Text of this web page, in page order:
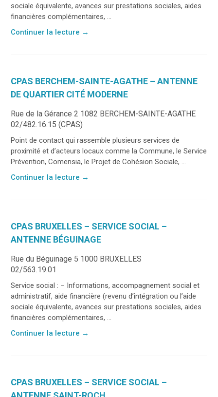
sociale équivalente, avances sur prestations sociales, aides
financières complémentaires, ...
Continuer la lecture →
CPAS BERCHEM-SAINTE-AGATHE – ANTENNE
DE QUARTIER CITÉ MODERNE
Rue de la Gérance 2 1082 BERCHEM-SAINTE-AGATHE
02/482.16.15 (CPAS)
Point de contact qui rassemble plusieurs services de
proximité et d’acteurs locaux comme la Commune, le Service
Prévention, Comensia, le Projet de Cohésion Sociale, ...
Continuer la lecture →
CPAS BRUXELLES – SERVICE SOCIAL –
ANTENNE BÉGUINAGE
Rue du Béguinage 5 1000 BRUXELLES
02/563.19.01
Service social : – Informations, accompagnement social et
administratif, aide financière (revenu d’intégration ou l’aide
sociale équivalente, avances sur prestations sociales, aides
financières complémentaires, ...
Continuer la lecture →
CPAS BRUXELLES – SERVICE SOCIAL –